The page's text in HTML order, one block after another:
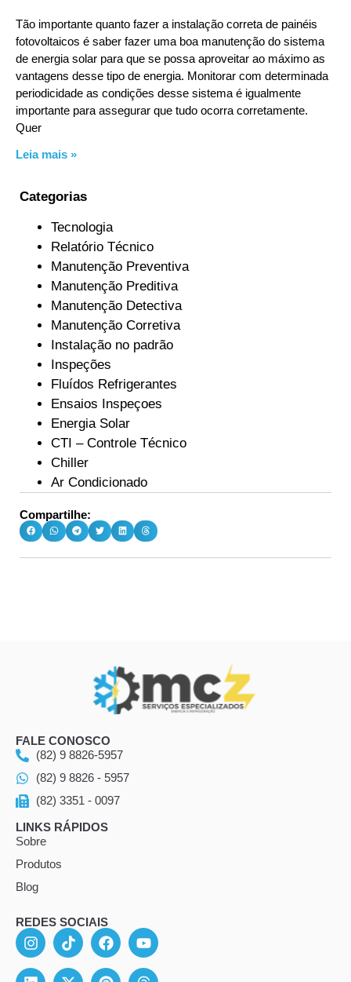
Tão importante quanto fazer a instalação correta de painéis
fotovoltaicos é saber fazer uma boa manutenção do sistema
de energia solar para que se possa aproveitar ao máximo as
vantagens desse tipo de energia. Monitorar com determinada
periodicidade as condições desse sistema é igualmente
importante para assegurar que tudo ocorra corretamente.
Quer
Leia mais »
Categorias
Tecnologia
Relatório Técnico
Manutenção Preventiva
Manutenção Preditiva
Manutenção Detectiva
Manutenção Corretiva
Instalação no padrão
Inspeções
Fluídos Refrigerantes
Ensaios Inspeçoes
Energia Solar
CTI – Controle Técnico
Chiller
Ar Condicionado
Compartilhe:
FALE CONOSCO
(82) 9 8826-5957
(82) 9 8826 - 5957
(82) 3351 - 0097
LINKS RÁPIDOS
Sobre
Produtos
Blog
REDES SOCIAIS